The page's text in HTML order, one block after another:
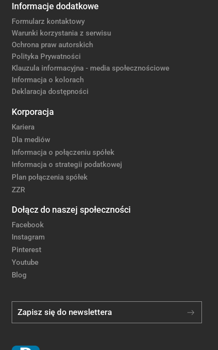
Informacje dodatkowe
Formularz kontaktowy
Warunki korzystania z serwisu
Ochrona praw autorskich
Polityka Prywatności
Klauzula informacyjna - media społecznościowe
Informacja o kolorach
Deklaracja dostępności
Korporacja
Kariera
Dla mediów
Informacja o połączeniu spółek
Informacja o strategii podatkowej
Plan połączenia spółek
ZZR
Dołącz do naszej społeczności
Facebook
Instagram
Pinterest
Youtube
Blog
Zapisz się do newslettera